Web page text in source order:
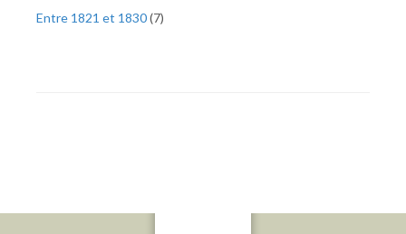
Entre 1821 et 1830(7)